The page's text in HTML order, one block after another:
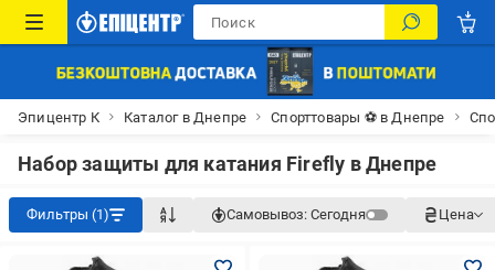
Эпицентр К Каталог в Днепре Спорттовары ⚽ в Днепре
Набор защиты для катания Firefly в Днепре
Фильтры (1) Самовывоз: Сегодня Цена